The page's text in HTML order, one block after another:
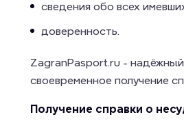
сведения обо всех
доверенность.
ZagranPasport.ru -
своевременное получение
Получение справки о